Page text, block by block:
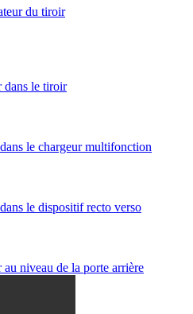
du tiroir
dans le tiroir
le chargeur multifonction
le dispositif recto verso
niveau de la porte arrière